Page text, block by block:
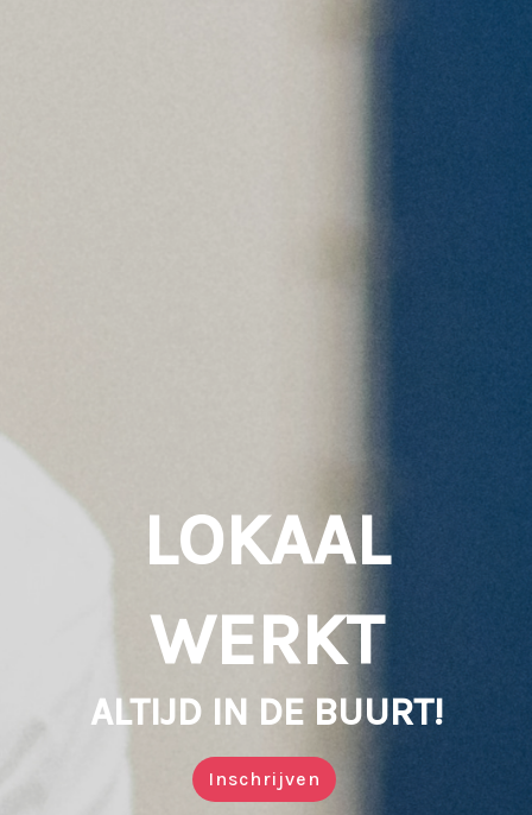
LOKAAL
WERKT
ALTIJD IN DE BUURT!
Inschrijven